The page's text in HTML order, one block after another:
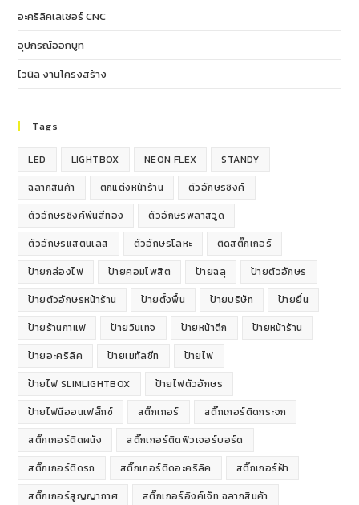
อะคริลิคเลเซอร์ CNC
อุปกรณ์ออกบูท
ไวนิล งานโครงสร้าง
Tags
LED LIGHTBOX NEON FLEX
STANDY
ฉลากสินค้า
ตกแต่งหน้าร้าน
ตัวอักษรซิงค์
ตัวอักษรซิงค์พ่นสีทอง
ตัวอักษรพลาสวูด
ตัวอักษรแสตนเลส
ตัวอักษรโลหะ
ติดสติ๊กเกอร์
ป้ายกล่องไฟ
ป้ายคอมโพสิต ป้ายฉลุ
ป้ายตัวอักษร
ป้ายตัวอักษรหน้าร้าน
ป้ายตั้งพื้น ป้ายบริษัท
ป้ายยื่น
ป้ายร้านกาแฟ
ป้ายวินเทจ ป้ายหน้าตึก
ป้ายหน้าร้าน
ป้ายอะคริลิค
ป้ายเมทัลชีท
ป้ายไฟ
ป้ายไฟ SLIMLIGHTBOX
ป้ายไฟตัวอักษร
ป้ายไฟนีออนเฟล็กซ์
สติ๊กเกอร์
สติ๊กเกอร์ติดกระจก
สติ๊กเกอร์ติดผนัง
สติ๊กเกอร์ติดฟิวเจอร์บอร์ด
สติ๊กเกอร์ติดรถ
สติ๊กเกอร์ติดอะคริลิค
สติ๊กเกอร์ฝ้า
สติ๊กเกอร์สูญญากาศ
สติ๊กเกอร์อิงค์เจ็ท ฉลากสินค้า